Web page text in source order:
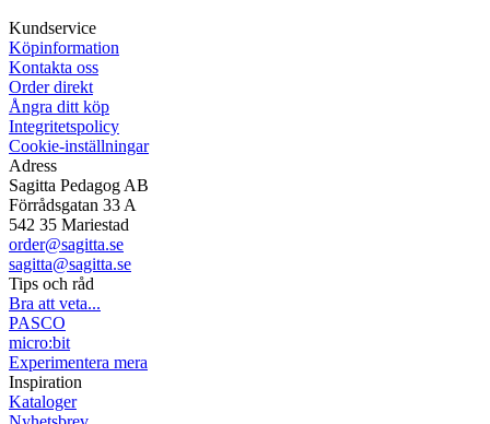
Kundservice
Köpinformation
Kontakta oss
Order direkt
Ångra ditt köp
Integritetspolicy
Cookie-inställningar
Adress
Sagitta Pedagog AB
Förrådsgatan 33 A
542 35 Mariestad
order@sagitta.se
sagitta@sagitta.se
Tips och råd
Bra att veta...
PASCO
micro:bit
Experimentera mera
Inspiration
Kataloger